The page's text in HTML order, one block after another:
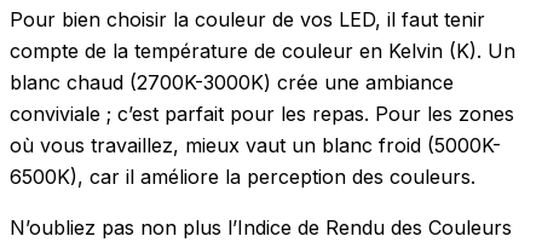
Pour bien choisir la couleur de vos LED, il faut tenir
compte de la température de couleur en Kelvin (K). Un
blanc chaud (2700K-3000K) crée une ambiance
conviviale ; c’est parfait pour les repas. Pour les zones
où vous travaillez, mieux vaut un blanc froid (5000K-
6500K), car il améliore la perception des couleurs.
N’oubliez pas non plus l’Indice de Rendu des Couleurs